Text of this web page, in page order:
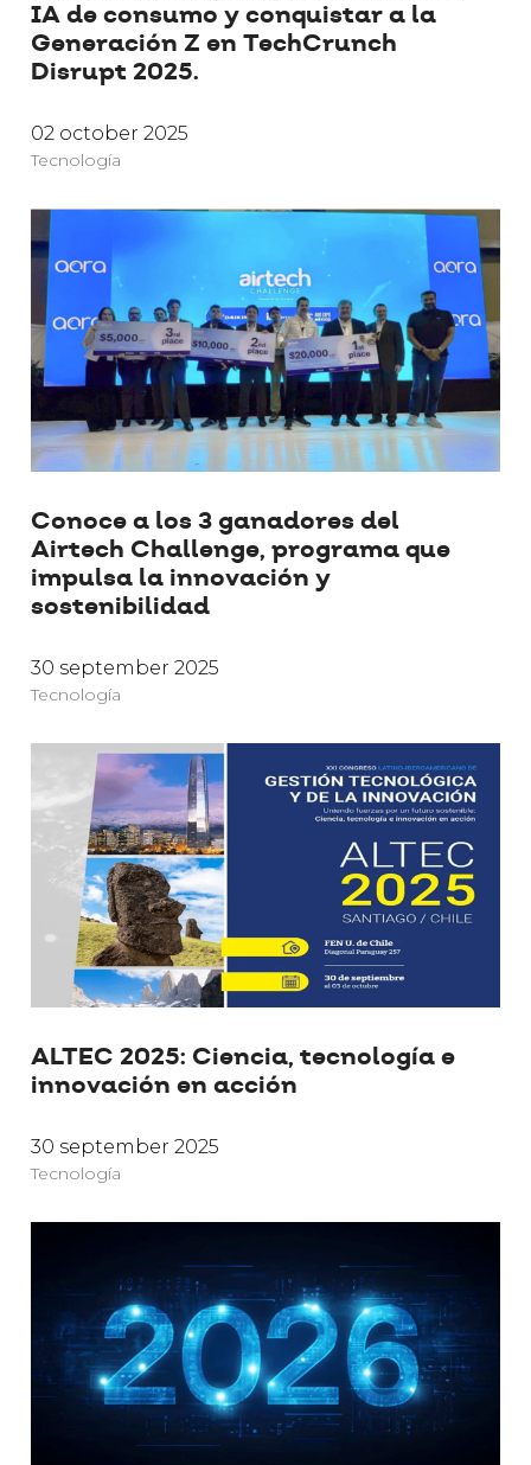
IA de consumo y conquistar a la
Generación Z en TechCrunch
Disrupt 2025.
02 october 2025
Tecnología
Conoce a los 3 ganadores del
Airtech Challenge, programa que
impulsa la innovación y
sostenibilidad
30 september 2025
Tecnología
ALTEC 2025: Ciencia, tecnología e
innovación en acción
30 september 2025
Tecnología